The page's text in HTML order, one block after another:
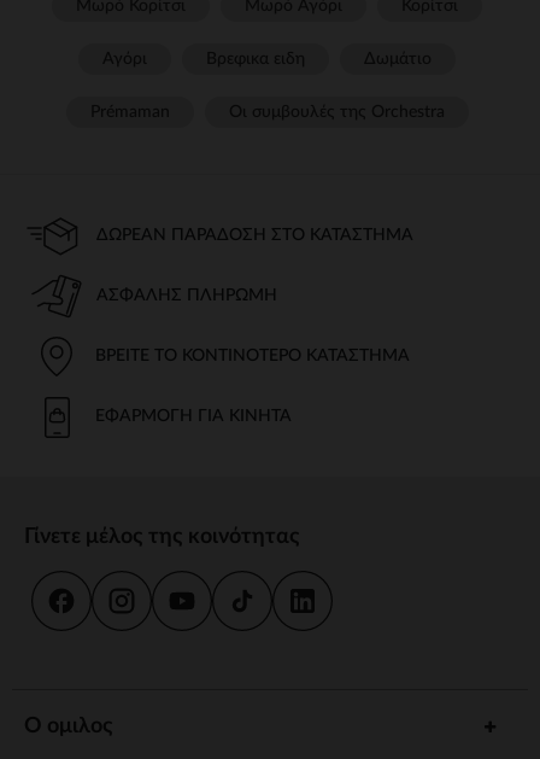
ΔΩΡΕΆΝ ΠΑΡΆΔΟΣΗ ΣΤΟ ΚΑΤΆΣΤΗΜΑ
ΑΣΦΑΛΉΣ ΠΛΗΡΩΜΉ
ΒΡΕΊΤΕ ΤΟ ΚΟΝΤΙΝΌΤΕΡΟ ΚΑΤΆΣΤΗΜΑ
ΕΦΑΡΜΟΓΉ ΓΙΑ ΚΙΝΗΤΆ
Γίνετε μέλος της κοινότητας
Ο ομιλος